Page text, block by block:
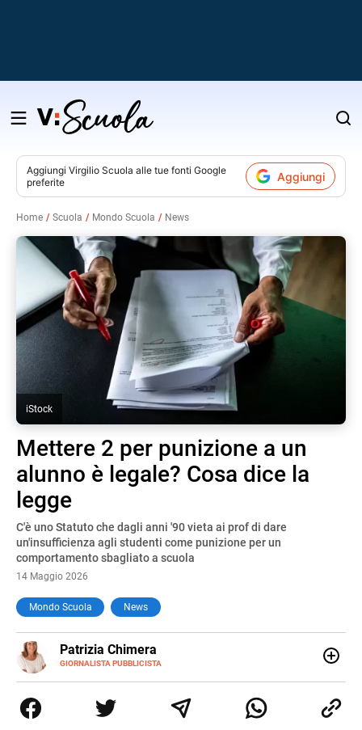
Salta
contenuto
Aggiungi Virgilio Scuola alle tue fonti Google
preferite
Aggiungi
Home Scuola Mondo Scuola News
iStock
Mettere 2 per punizione a un
alunno è legale? Cosa dice la
legge
C'è uno Statuto che dagli anni '90 vieta ai prof di dare
un'insufficienza agli studenti come punizione per un
comportamento sbagliato a scuola
14 Maggio 2026
Mondo Scuola News
Patrizia Chimera
GIORNALISTA PUBBLICISTA
E-
MAIL
LINKEDIN
collaborato con grandi gruppi editoriali e agenzie di
comunicazione specializzandosi nella scrittura di articoli